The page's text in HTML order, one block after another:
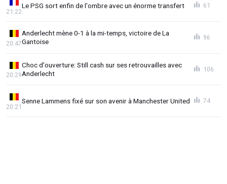
Le PSG sort enfin de l'ombre avec un énorme transfert
21:22
61
Anderlecht mène 0-1 à la mi-temps, victoire de La
Gantoise
20:47
96
Choc d'ouverture: Still cash sur ses retrouvailles avec
Anderlecht
20:29
106
Senne Lammens fixé sur son avenir à Manchester United
20:21
74